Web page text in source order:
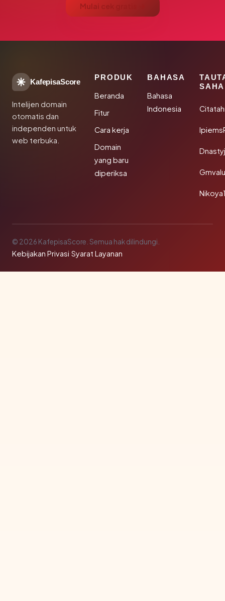
Mulai cek gratis →
KafepisaScore
Intelijen domain
otomatis dan
independen untuk
web terbuka.
PRODUK
Beranda
Fitur
Cara kerja
Domain
yang baru
diperiksa
BAHASA
Bahasa
Indonesia
© 2026 KafepisaScore. Semua hak dilindungi.
Kebijakan Privasi·Syarat Layanan